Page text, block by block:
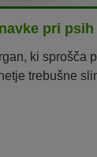
pri
ki sprošča
trebušne